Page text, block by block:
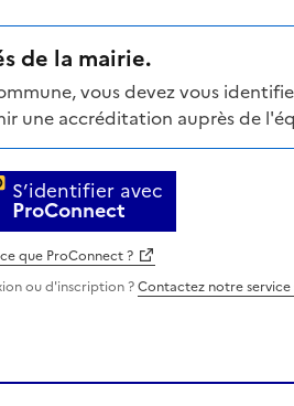
de la mairie.
vous devez vous
une accréditation auprès de
S’identifier avec
ProConnect
ce que ProConnect ?
ou d'inscription ?Contactez notre